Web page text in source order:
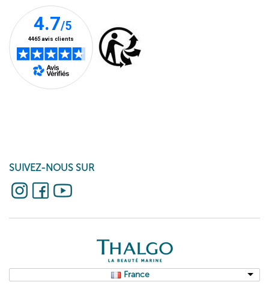
SUIVEZ-NOUS SUR
France